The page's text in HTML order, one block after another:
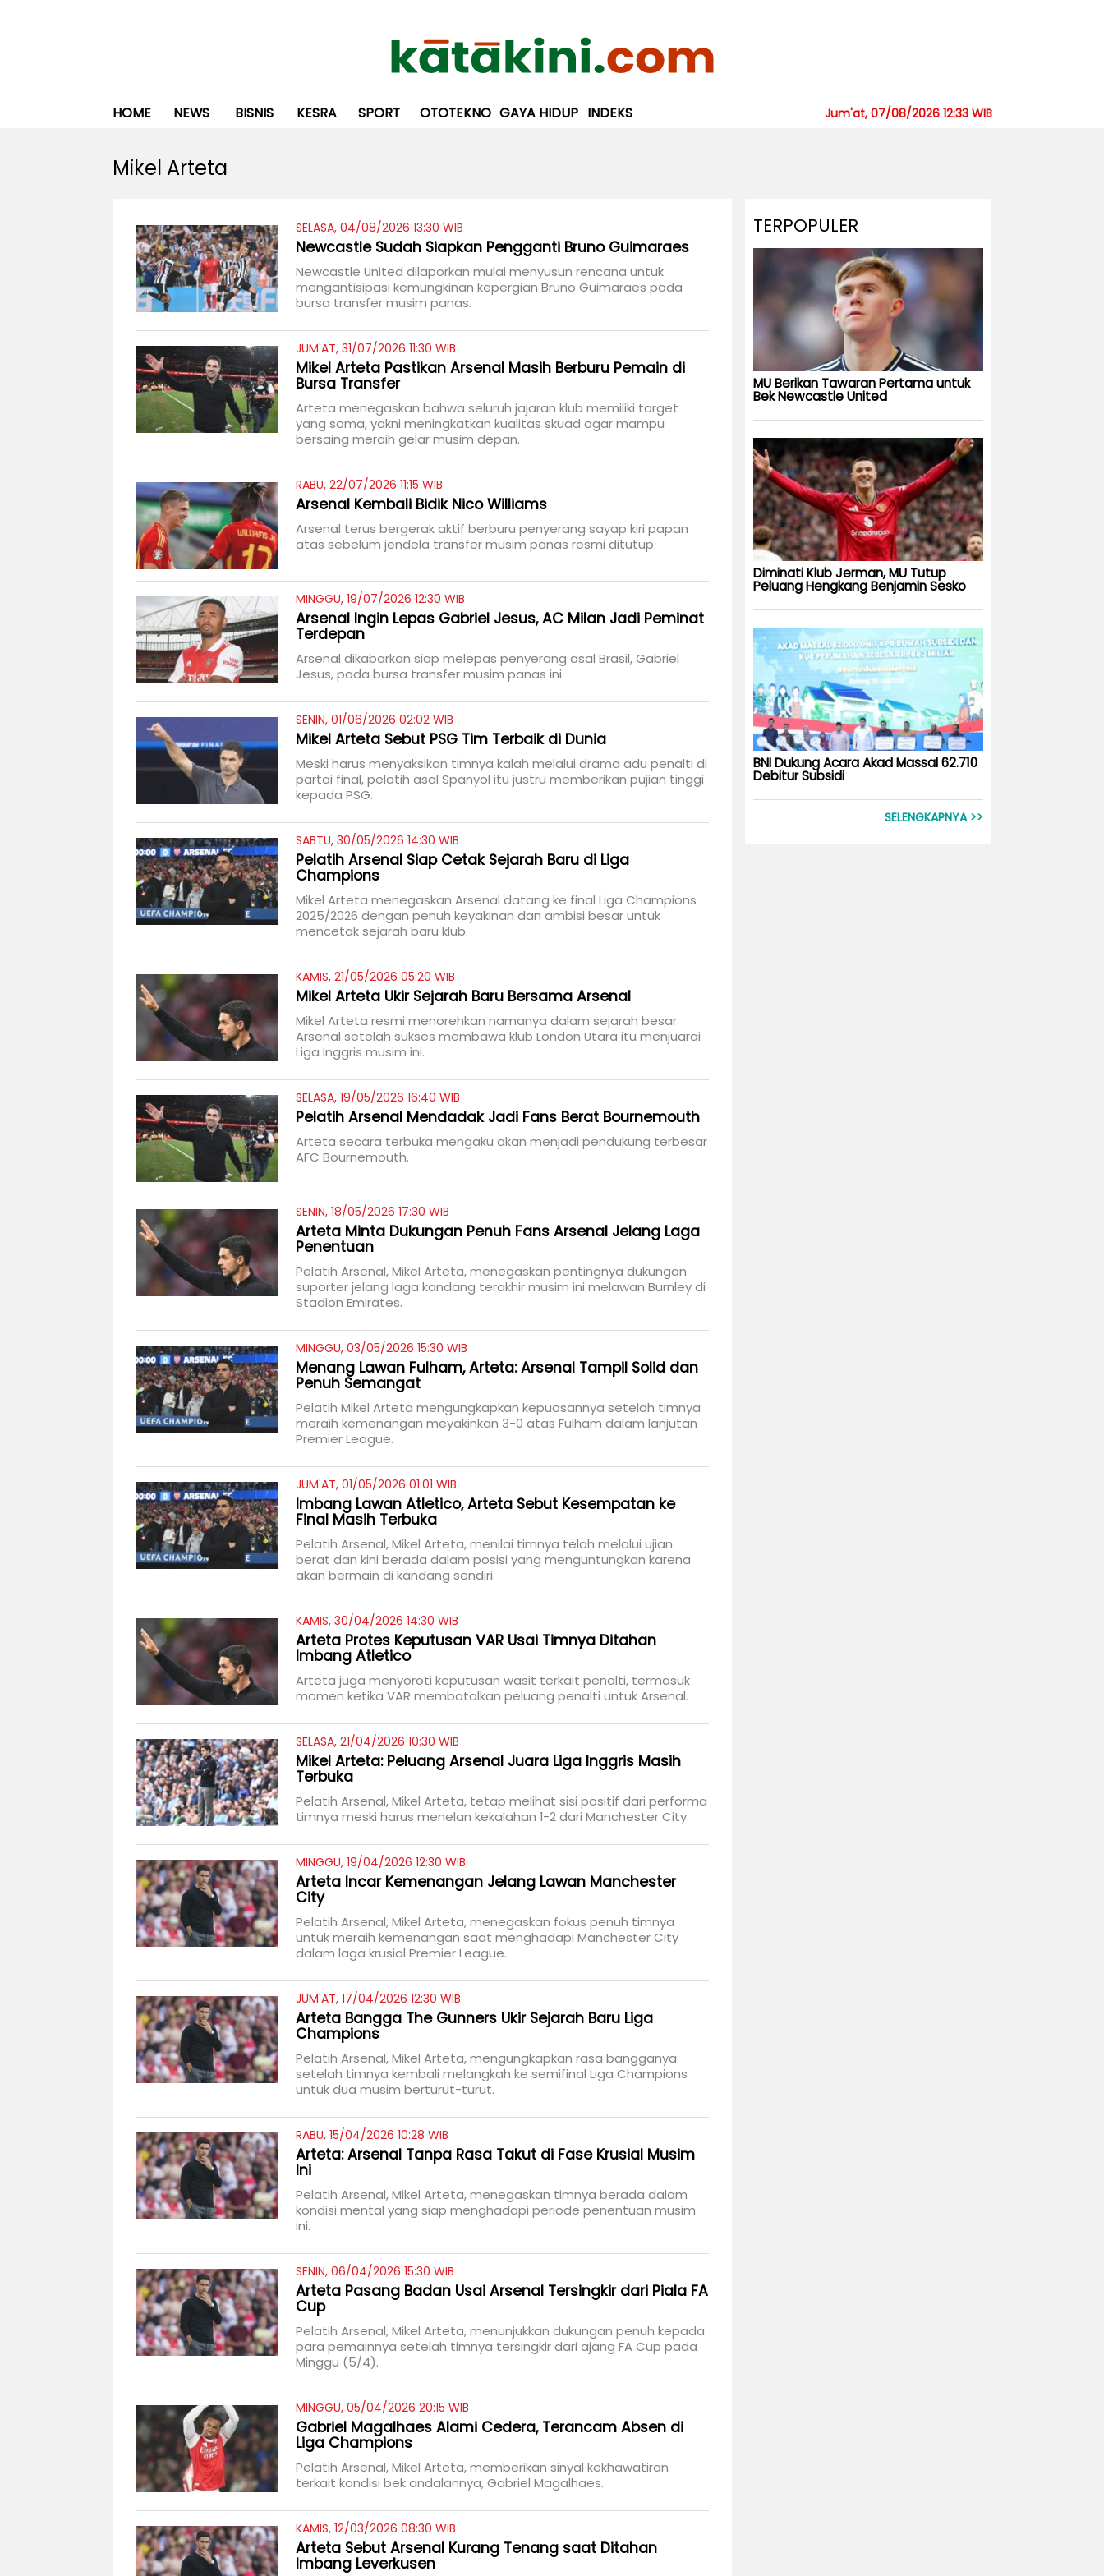
HOME NEWS BISNIS KESRA SPORT OTOTEKNO GAYA HIDUP INDEKS Jum'at, 07/08/2026 12:33 WIB
Mikel Arteta
SELASA, 04/08/2026 13:30 WIB
Newcastle Sudah Siapkan Pengganti Bruno Guimaraes
Newcastle United dilaporkan mulai menyusun rencana untuk
mengantisipasi kemungkinan kepergian Bruno Guimaraes pada
bursa transfer musim panas.
JUM'AT, 31/07/2026 11:30 WIB
Mikel Arteta Pastikan Arsenal Masih Berburu Pemain di
Bursa Transfer
Arteta menegaskan bahwa seluruh jajaran klub memiliki target
yang sama, yakni meningkatkan kualitas skuad agar mampu
bersaing meraih gelar musim depan.
RABU, 22/07/2026 11:15 WIB
Arsenal Kembali Bidik Nico Williams
Arsenal terus bergerak aktif berburu penyerang sayap kiri papan
atas sebelum jendela transfer musim panas resmi ditutup.
MINGGU, 19/07/2026 12:30 WIB
Arsenal Ingin Lepas Gabriel Jesus, AC Milan Jadi Peminat
Terdepan
Arsenal dikabarkan siap melepas penyerang asal Brasil, Gabriel
Jesus, pada bursa transfer musim panas ini.
SENIN, 01/06/2026 02:02 WIB
Mikel Arteta Sebut PSG Tim Terbaik di Dunia
Meski harus menyaksikan timnya kalah melalui drama adu penalti di
partai final, pelatih asal Spanyol itu justru memberikan pujian tinggi
kepada PSG.
SABTU, 30/05/2026 14:30 WIB
Pelatih Arsenal Siap Cetak Sejarah Baru di Liga
Champions
Mikel Arteta menegaskan Arsenal datang ke final Liga Champions
2025/2026 dengan penuh keyakinan dan ambisi besar untuk
mencetak sejarah baru klub.
KAMIS, 21/05/2026 05:20 WIB
Mikel Arteta Ukir Sejarah Baru Bersama Arsenal
Mikel Arteta resmi menorehkan namanya dalam sejarah besar
Arsenal setelah sukses membawa klub London Utara itu menjuarai
Liga Inggris musim ini.
SELASA, 19/05/2026 16:40 WIB
Pelatih Arsenal Mendadak Jadi Fans Berat Bournemouth
Arteta secara terbuka mengaku akan menjadi pendukung terbesar
AFC Bournemouth.
SENIN, 18/05/2026 17:30 WIB
Arteta Minta Dukungan Penuh Fans Arsenal Jelang Laga
Penentuan
Pelatih Arsenal, Mikel Arteta, menegaskan pentingnya dukungan
suporter jelang laga kandang terakhir musim ini melawan Burnley di
Stadion Emirates.
MINGGU, 03/05/2026 15:30 WIB
Menang Lawan Fulham, Arteta: Arsenal Tampil Solid dan
Penuh Semangat
Pelatih Mikel Arteta mengungkapkan kepuasannya setelah timnya
meraih kemenangan meyakinkan 3-0 atas Fulham dalam lanjutan
Premier League.
JUM'AT, 01/05/2026 01:01 WIB
Imbang Lawan Atletico, Arteta Sebut Kesempatan ke
Final Masih Terbuka
Pelatih Arsenal, Mikel Arteta, menilai timnya telah melalui ujian
berat dan kini berada dalam posisi yang menguntungkan karena
akan bermain di kandang sendiri.
KAMIS, 30/04/2026 14:30 WIB
Arteta Protes Keputusan VAR Usai Timnya Ditahan
Imbang Atletico
Arteta juga menyoroti keputusan wasit terkait penalti, termasuk
momen ketika VAR membatalkan peluang penalti untuk Arsenal.
SELASA, 21/04/2026 10:30 WIB
Mikel Arteta: Peluang Arsenal Juara Liga Inggris Masih
Terbuka
Pelatih Arsenal, Mikel Arteta, tetap melihat sisi positif dari performa
timnya meski harus menelan kekalahan 1-2 dari Manchester City.
MINGGU, 19/04/2026 12:30 WIB
Arteta Incar Kemenangan Jelang Lawan Manchester
City
Pelatih Arsenal, Mikel Arteta, menegaskan fokus penuh timnya
untuk meraih kemenangan saat menghadapi Manchester City
dalam laga krusial Premier League.
JUM'AT, 17/04/2026 12:30 WIB
Arteta Bangga The Gunners Ukir Sejarah Baru Liga
Champions
Pelatih Arsenal, Mikel Arteta, mengungkapkan rasa bangganya
setelah timnya kembali melangkah ke semifinal Liga Champions
untuk dua musim berturut-turut.
RABU, 15/04/2026 10:28 WIB
Arteta: Arsenal Tanpa Rasa Takut di Fase Krusial Musim
Ini
Pelatih Arsenal, Mikel Arteta, menegaskan timnya berada dalam
kondisi mental yang siap menghadapi periode penentuan musim
ini.
SENIN, 06/04/2026 15:30 WIB
Arteta Pasang Badan Usai Arsenal Tersingkir dari Piala FA
Cup
Pelatih Arsenal, Mikel Arteta, menunjukkan dukungan penuh kepada
para pemainnya setelah timnya tersingkir dari ajang FA Cup pada
Minggu (5/4).
MINGGU, 05/04/2026 20:15 WIB
Gabriel Magalhaes Alami Cedera, Terancam Absen di
Liga Champions
Pelatih Arsenal, Mikel Arteta, memberikan sinyal kekhawatiran
terkait kondisi bek andalannya, Gabriel Magalhaes.
KAMIS, 12/03/2026 08:30 WIB
Arteta Sebut Arsenal Kurang Tenang saat Ditahan
Imbang Leverkusen
TERPOPULER
MU Berikan Tawaran Pertama untuk
Bek Newcastle United
Diminati Klub Jerman, MU Tutup
Peluang Hengkang Benjamin Sesko
BNI Dukung Acara Akad Massal 62.710
Debitur Subsidi
SELENGKAPNYA >>